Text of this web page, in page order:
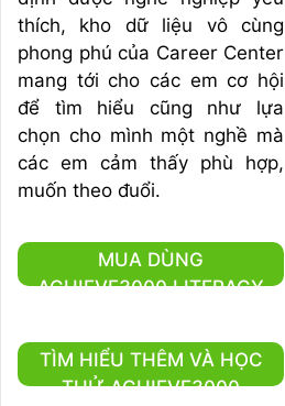
thích, kho dữ liệu vô cùng
phong phú của Career Center
mang tới cho các em cơ hội
để tìm hiểu cũng như lựa
chọn cho mình một nghề mà
các em cảm thấy phù hợp,
muốn theo đuổi.
MUA DÙNG
ACHIEVE3000 LITERACY
TÌM HIỂU THÊM VÀ HỌC
THỬ ACHIEVE3000